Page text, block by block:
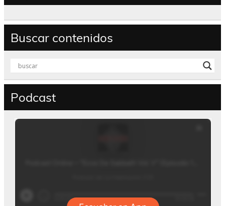
Buscar contenidos
Podcast